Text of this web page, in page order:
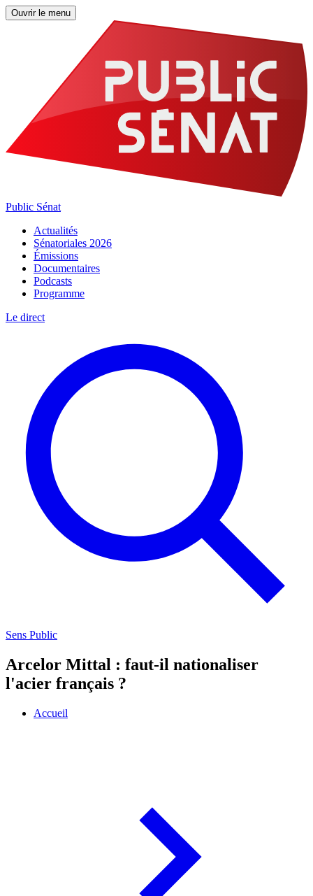
Ouvrir le menu
Public Sénat
Actualités
Sénatoriales 2026
Émissions
Documentaires
Podcasts
Programme
Le direct
Sens Public
Arcelor Mittal : faut-il nationaliser
l'acier français ?
Accueil